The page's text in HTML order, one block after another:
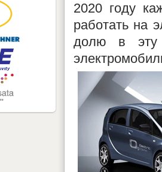
2020 году
работать на
долю в эту